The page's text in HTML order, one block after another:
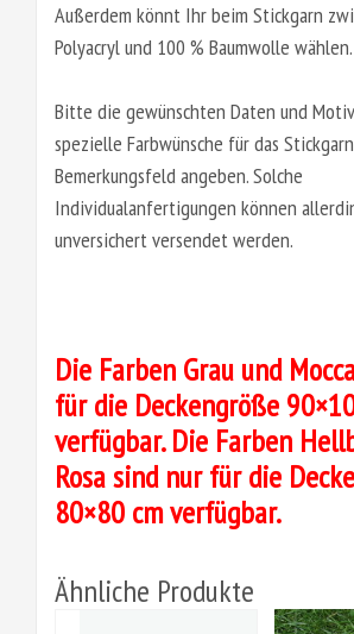
Außerdem könnt Ihr beim Stickgarn
Polyacryl und 100 % Baumwolle wählen.
Bitte die gewünschten Daten und
spezielle Farbwünsche für das
Bemerkungsfeld angeben. Solche
Individualanfertigungen können
unversichert versendet werden.
Die Farben Grau und
für die Deckengröße
verfügbar. Die Farben
Rosa sind nur für die
80×80 cm verfügbar.
Ähnliche Produkte